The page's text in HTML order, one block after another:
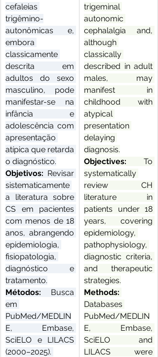
cefaleias
trigêmino-
autonômicas e,
embora
classicamente
descrita em
adultos do sexo
masculino, pode
manifestar-se na
infância e
adolescência com
apresentação
atípica que retarda
o diagnóstico.
Objetivos: Revisar
sistematicamente
a literatura sobre
CS em pacientes
com menos de 18
anos, abrangendo
epidemiologia,
fisiopatologia,
diagnóstico e
tratamento.
Métodos: Busca
em
PubMed/MEDLIN
E, Embase,
SciELO e LILACS
(2000–2025).
trigeminal
autonomic
cephalalgia and,
although
classically
described in adult
males, may
manifest in
childhood with
atypical
presentation
delaying
diagnosis.
Objectives: To
systematically
review CH
literature in
patients under 18
years, covering
epidemiology,
pathophysiology,
diagnostic criteria,
and therapeutic
strategies.
Databases
PubMed/MEDLIN
E, Embase,
SciELO and
LILACS were